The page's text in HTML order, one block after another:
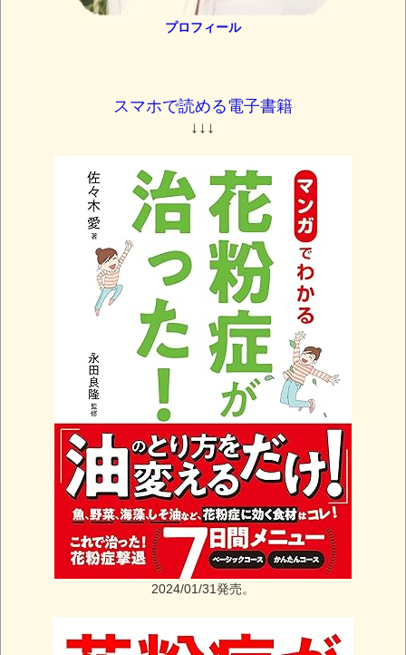
プロフィール
スマホで読める電子書籍
↓↓↓
2024/01/31発売。